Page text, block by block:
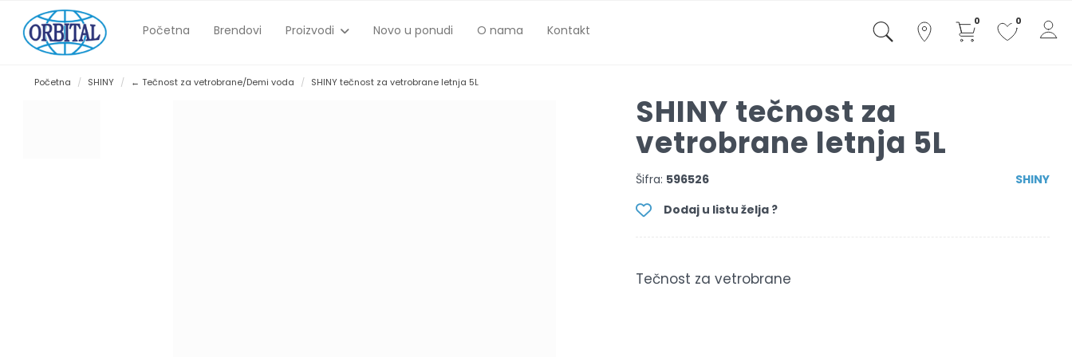
Početna Brendovi Proizvodi Novo u ponudi O nama Kontakt
0 0
Početna SHINY ← Tečnost za vetrobrane/Demi voda SHINY tečnost za vetrobrane letnja 5L
SHINY tečnost za
vetrobrane letnja 5L
Šifra: 596526
Dodaj u listu želja ?
SHINY
Tečnost za vetrobrane